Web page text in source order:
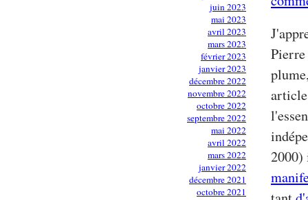
juin 2023
mai 2023
avril 2023
mars 2023
février 2023
janvier 2023
décembre 2022
novembre 2022
octobre 2022
septembre 2022
mai 2022
avril 2022
mars 2022
janvier 2022
décembre 2021
octobre 2021
2000)